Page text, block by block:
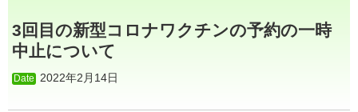
3回目の新型コロナワクチンの予約の一時
中止について
2022年2月14日